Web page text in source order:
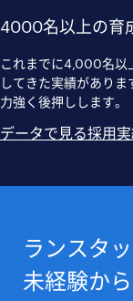
4000名以上の育
これまでに4,000名以
してきた実績があり
力強く後押しします。
データで見る採用
ランスタ
未経験か